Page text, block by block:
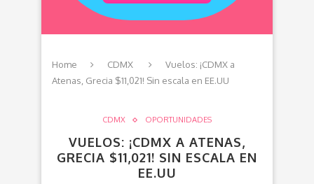
Home CDMX
Vuelos: ¡CDMX a
Atenas, Grecia $11,021! Sin escala en EE.UU
CDMX OPORTUNIDADES
VUELOS: ¡CDMX A ATENAS,
GRECIA $11,021! SIN ESCALA EN
EE.UU